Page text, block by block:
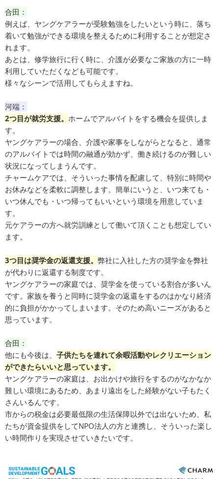
合田：
例えば、ヤングケアラーが受験勉強をしたいという時に、落ち
着いて勉強ができる環境を整えるために利用することが想定さ
れます。
あとは、修学旅行に行く時に、介護が必要なご家族の方に一時
利用していただくなども可能です。
様々なシーンで活用してもらえますね。
河端：
2つ目が就労支援。 ホームでアルバイトをする機会を提供しま
す。
ヤングケアラーの場合、介護や家事をしながらとなると、通常
のアルバイトでは時間の融通が効かず、働き続けるのが難しい
状況になってしまうんです。
チャームケアでは、そういった事情を配慮して、特別に時間や
お休みなどを柔軟に調整します。簡単にいうと、いつ来ても・
いつ休んでも・いつ帰ってもいいという環境を用意していま
す。
元ケアラーの方へ就労訓練として働いて頂くことも想定してい
ます。
3つ目は奨学金の返還支援。 弊社に入社した方の奨学金を弊社
が代わりに返還する制度です。
ヤングケアラーの家庭では、奨学金を使っている割合が多いん
です。家族を養うと同時に奨学金の返還をするのはかなり経済
的に負担がかかってしまいます。そのため高いニーズがあると
思っています。
合田：
他にも今後は、 子供たちを連れて余暇活動やレクリエーション
ができたらいいと思っています。
ヤングケアラーの家庭は、お出かけや旅行をするのがなかなか
難しい環境にあるため、あまり遠出をした経験がない子もたく
さんいるんです。
市からの税金は必要最低限の生活保障以外では出ないため、私
たちが資金提供をしてNPO法人の方と連携し、そういった楽し
い時間作りを実現させていきたいです。